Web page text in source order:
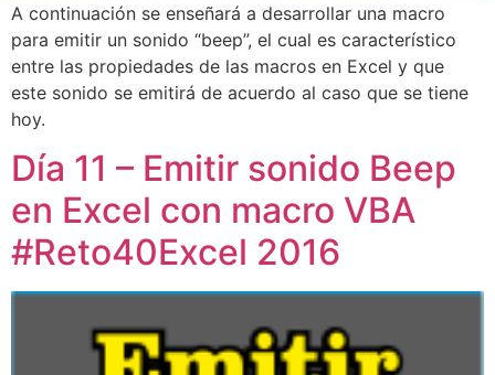
A continuación se enseñará a desarrollar una macro
para emitir un sonido “beep”, el cual es característico
entre las propiedades de las macros en Excel y que
este sonido se emitirá de acuerdo al caso que se tiene
hoy.
Día 11 – Emitir sonido Beep
en Excel con macro VBA
#Reto40Excel 2016